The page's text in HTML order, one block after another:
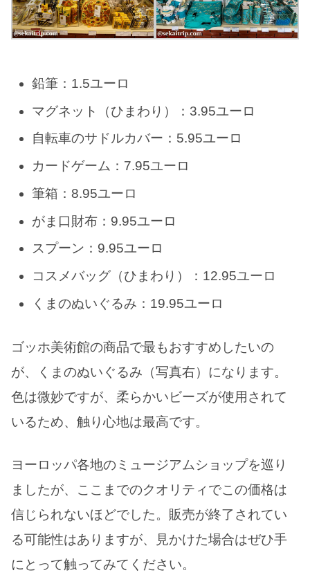
鉛筆：1.5ユーロ
マグネット（ひまわり）：3.95ユーロ
自転車のサドルカバー：5.95ユーロ
カードゲーム：7.95ユーロ
筆箱：8.95ユーロ
がま口財布：9.95ユーロ
スプーン：9.95ユーロ
コスメバッグ（ひまわり）：12.95ユーロ
くまのぬいぐるみ：19.95ユーロ
ゴッホ美術館の商品で最もおすすめしたいの
が、くまのぬいぐるみ（写真右）になります。
色は微妙ですが、柔らかいビーズが使用されて
いるため、触り心地は最高です。
ヨーロッパ各地のミュージアムショップを巡り
ましたが、ここまでのクオリティでこの価格は
信じられないほどでした。販売が終了されてい
る可能性はありますが、見かけた場合はぜひ手
にとって触ってみてください。